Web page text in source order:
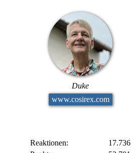
Duke
www.cosirex.com
Reaktionen
17.736